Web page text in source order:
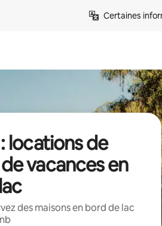
Certaines
locations de
vacances en
des maisons en bord de lac